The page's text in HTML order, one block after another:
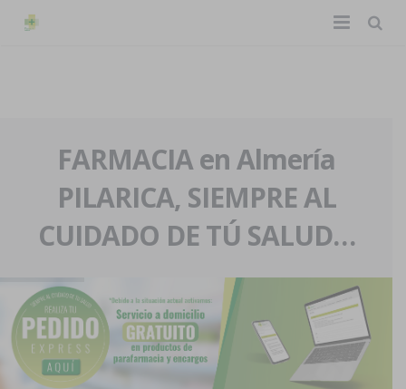
La farmacia
Nuestra historia
Nuestro equipo
Eventos
Servicios y reservas
Pedidos express
Blog
Contacto
FARMACIA en Almería
PILARICA, SIEMPRE AL
CUIDADO DE TÚ SALUD…